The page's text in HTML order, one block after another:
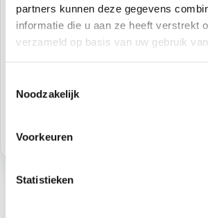
partners kunnen deze gegevens
informatie die u aan ze heeft verstrekt
verzameld op basis van uw gebruik
Noodzakelijk
Voorkeuren
Statistieken
Prijzen excl. BTW
Producthoeveelheid:
Productnummer:
Voorraad: 1